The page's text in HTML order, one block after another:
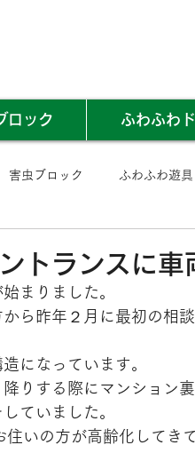
ロック ふわふわ
害虫ブロック ふわふわ遊具
トランスに車
まりました。
ら昨年２月に最初の相
になっています。
りする際にマンション
ていました。
いの方が高齢化してき